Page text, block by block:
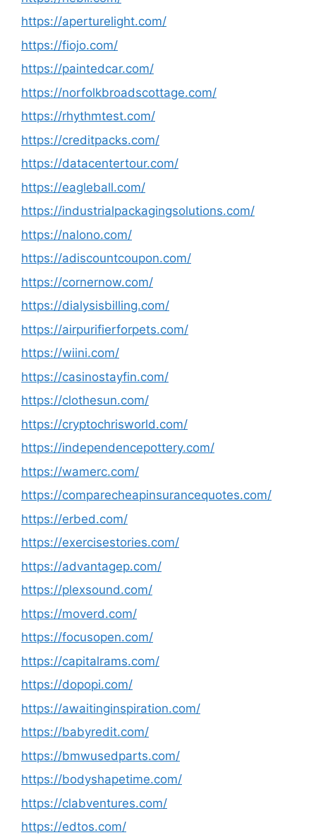
https://aperturelight.com/
https://fiojo.com/
https://paintedcar.com/
https://norfolkbroadscottage.com/
https://rhythmtest.com/
https://creditpacks.com/
https://datacentertour.com/
https://eagleball.com/
https://industrialpackagingsolutions.com/
https://nalono.com/
https://adiscountcoupon.com/
https://cornernow.com/
https://dialysisbilling.com/
https://airpurifierforpets.com/
https://wiini.com/
https://casinostayfin.com/
https://clothesun.com/
https://cryptochrisworld.com/
https://independencepottery.com/
https://wamerc.com/
https://comparecheapinsurancequotes.com/
https://erbed.com/
https://exercisestories.com/
https://advantagep.com/
https://plexsound.com/
https://moverd.com/
https://focusopen.com/
https://capitalrams.com/
https://dopopi.com/
https://awaitinginspiration.com/
https://babyredit.com/
https://bmwusedparts.com/
https://bodyshapetime.com/
https://clabventures.com/
https://edtos.com/